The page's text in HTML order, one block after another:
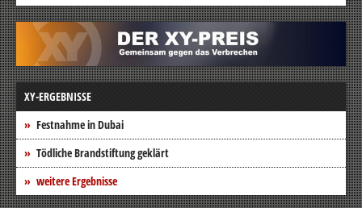
XY-ERGEBNISSE
Festnahme in Dubai
Tödliche Brandstiftung geklärt
weitere Ergebnisse